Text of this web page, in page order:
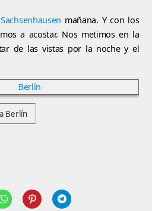
mañana. Y con los
a acostar. Nos metimos en la
de las vistas por la noche y el
Haz
clic
Haz
clic
Haz
clic